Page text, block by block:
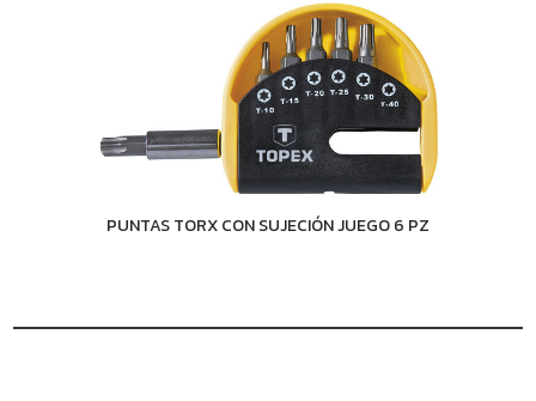
PUNTAS TORX CON SUJECIÓN JUEGO 6 PZ